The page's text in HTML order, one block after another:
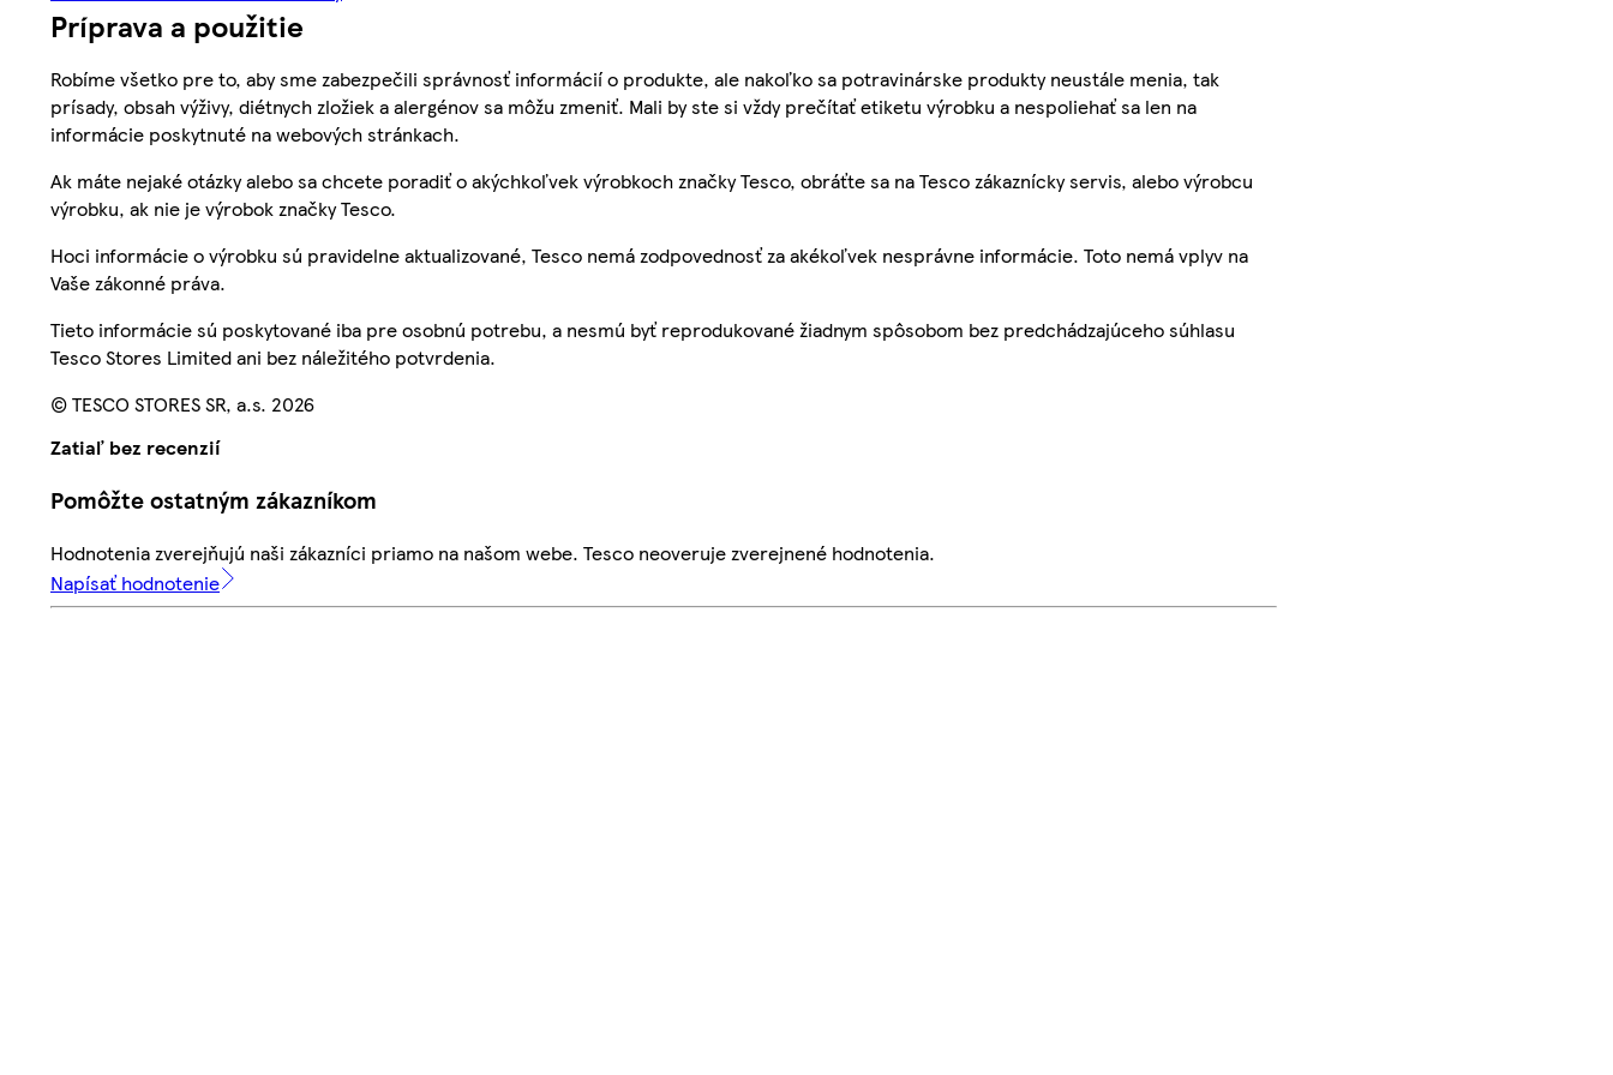
Príprava a použitie
Robíme všetko pre to, aby sme zabezpečili správnosť informácií o produkte, ale nakoľko sa potravinárske produkty neustále menia, tak
prísady, obsah výživy, diétnych zložiek a alergénov sa môžu zmeniť. Mali by ste si vždy prečítať etiketu výrobku a nespoliehať sa len na
informácie poskytnuté na webových stránkach.
Ak máte nejaké otázky alebo sa chcete poradiť o akýchkoľvek výrobkoch značky Tesco, obráťte sa na Tesco zákaznícky servis, alebo výrobcu
výrobku, ak nie je výrobok značky Tesco.
Hoci informácie o výrobku sú pravidelne aktualizované, Tesco nemá zodpovednosť za akékoľvek nesprávne informácie. Toto nemá vplyv na
Vaše zákonné práva.
Tieto informácie sú poskytované iba pre osobnú potrebu, a nesmú byť reprodukované žiadnym spôsobom bez predchádzajúceho súhlasu
Tesco Stores Limited ani bez náležitého potvrdenia.
© TESCO STORES SR, a.s. 2026
Zatiaľ bez recenzií
Pomôžte ostatným zákazníkom
Hodnotenia zverejňujú naši zákazníci priamo na našom webe. Tesco neoveruje zverejnené hodnotenia.
Napísať hodnotenie